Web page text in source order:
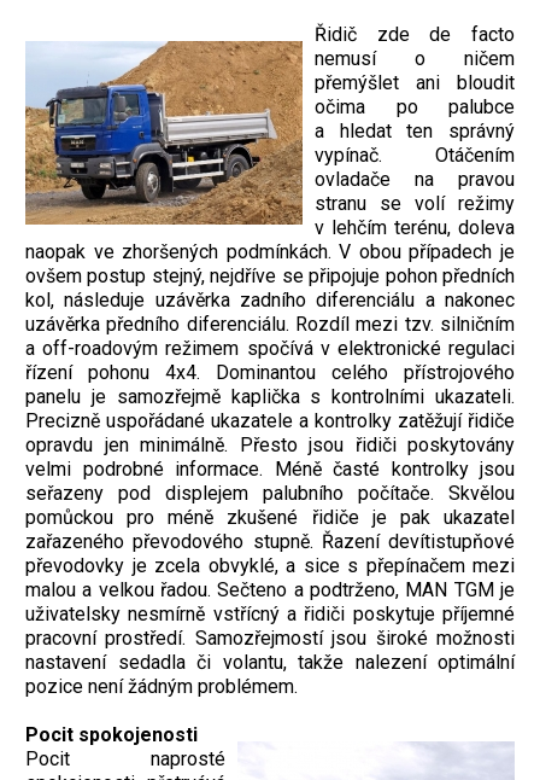
Řidič zde de facto
nemusí o ničem
přemýšlet ani bloudit
očima po palubce
a hledat ten správný
vypínač. Otáčením
ovladače na pravou
stranu se volí režimy
v lehčím terénu, doleva
naopak ve zhoršených podmínkách. V obou případech je
ovšem postup stejný, nejdříve se připojuje pohon předních
kol, následuje uzávěrka zadního diferenciálu a nakonec
uzávěrka předního diferenciálu. Rozdíl mezi tzv. silničním
a off-roadovým režimem spočívá v elektronické regulaci
řízení pohonu 4x4. Dominantou celého přístrojového
panelu je samozřejmě kaplička s kontrolními ukazateli.
Precizně uspořádané ukazatele a kontrolky zatěžují řidiče
opravdu jen minimálně. Přesto jsou řidiči poskytovány
velmi podrobné informace. Méně časté kontrolky jsou
seřazeny pod displejem palubního počítače. Skvělou
pomůckou pro méně zkušené řidiče je pak ukazatel
zařazeného převodového stupně. Řazení devítistupňové
převodovky je zcela obvyklé, a sice s přepínačem mezi
malou a velkou řadou. Sečteno a podtrženo, MAN TGM je
uživatelsky nesmírně vstřícný a řidiči poskytuje příjemné
pracovní prostředí. Samozřejmostí jsou široké možnosti
nastavení sedadla či volantu, takže nalezení optimální
pozice není žádným problémem.
Pocit spokojenosti
Pocit naprosté